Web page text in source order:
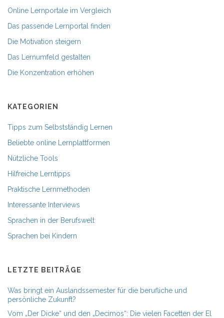
Online Lernportale im Vergleich
Das passende Lernportal finden
Die Motivation steigern
Das Lernumfeld gestalten
Die Konzentration erhöhen
KATEGORIEN
Tipps zum Selbstständig Lernen
Beliebte online Lernplattformen
Nützliche Tools
Hilfreiche Lerntipps
Praktische Lernmethoden
Interessante Interviews
Sprachen in der Berufswelt
Sprachen bei Kindern
LETZTE BEITRÄGE
Was bringt ein Auslandssemester für die berufliche und
persönliche Zukunft?
Vom „Der Dicke“ und den „Decimos“: Die vielen Facetten der El